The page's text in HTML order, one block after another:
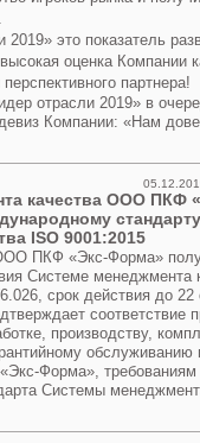
это показатель
оценка Компании
партнера!
отрасли 2019» в
Компании: «Нам
качества ООО ПКФ
ISO 9001:2015
ПКФ «Экс-Форма»
Системе менеджмента
срок действия до 22
соответствие
производству,
обслуживанию
Форма», требованиям
Системы